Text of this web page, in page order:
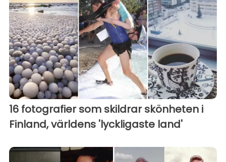
16 fotografier som skildrar skönheten i
Finland, världens 'lyckligaste land'